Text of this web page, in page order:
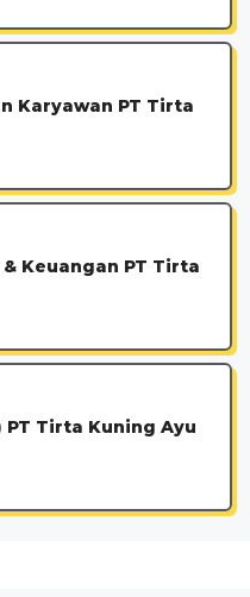
Karyawan PT Tirta
Keuangan PT Tirta
Tirta Kuning Ayu